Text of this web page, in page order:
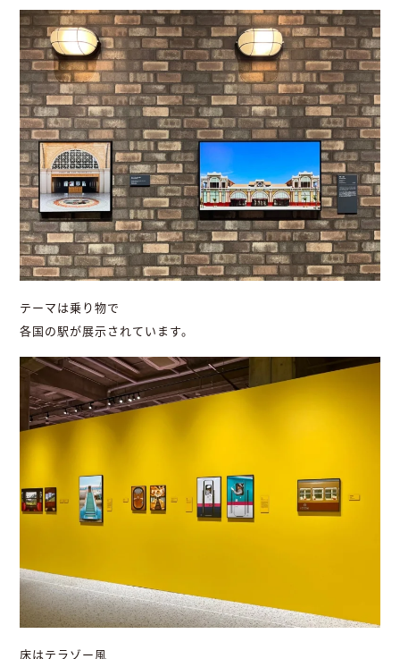
テーマは乗り物で
各国の駅が展示されています。
床はテラゾー風